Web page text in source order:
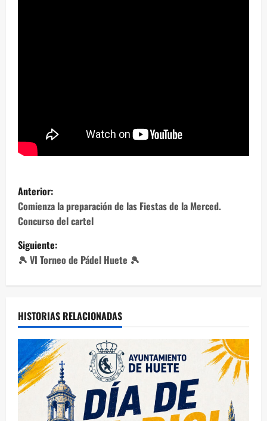
N
a
v
e
g
a
c
i
ó
Anterior:
Comienza la preparación de las Fiestas de la Merced.
Concurso del cartel
Siguiente:
🎾 VI Torneo de Pádel Huete 🎾
HISTORIAS RELACIONADAS